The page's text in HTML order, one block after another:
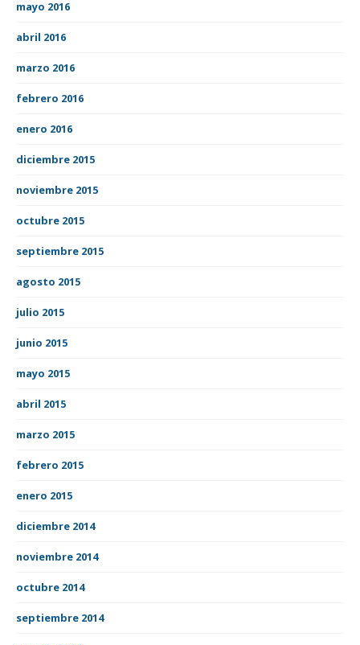
mayo 2016
abril 2016
marzo 2016
febrero 2016
enero 2016
diciembre 2015
noviembre 2015
octubre 2015
septiembre 2015
agosto 2015
julio 2015
junio 2015
mayo 2015
abril 2015
marzo 2015
febrero 2015
enero 2015
diciembre 2014
noviembre 2014
octubre 2014
septiembre 2014